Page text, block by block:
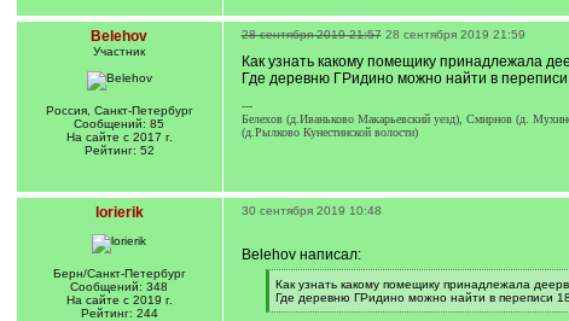
Belehov
Участник
Россия, Санкт-Петербург
Сообщений: 85
На сайте с 2017 г.
Рейтинг: 52
28 сентября 2019 21:57 28 сентября 2019 21:59
Как узнать какому помещику принадлежала
Где деревню ГРидино можно найти в
---
Белехов (д.Иваньково Макарьевский уезд), Смирнов (д.
(д.Рылково Кунестинской волости)
lorierik
Берн/Санкт-Петербург
Сообщений: 348
На сайте с 2019 г.
Рейтинг: 244
30 сентября 2019 10:48
Belehov написал:
[
q
]
Как узнать какому помещику принадлежала
Где деревню ГРидино можно найти в переписи
[